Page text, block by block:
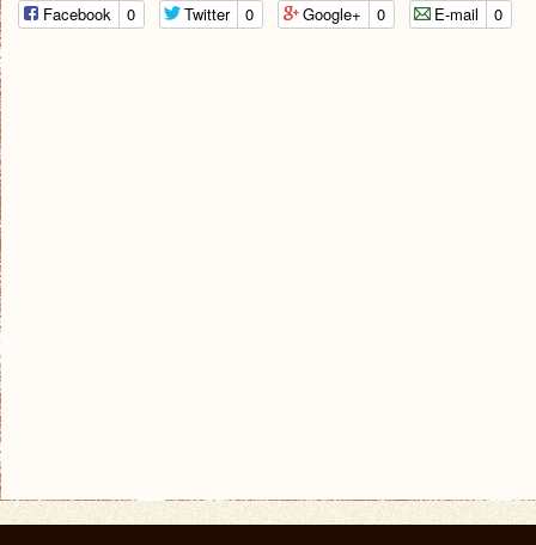
Facebook 0 Twitter 0 Google+ 0 E-mail 0